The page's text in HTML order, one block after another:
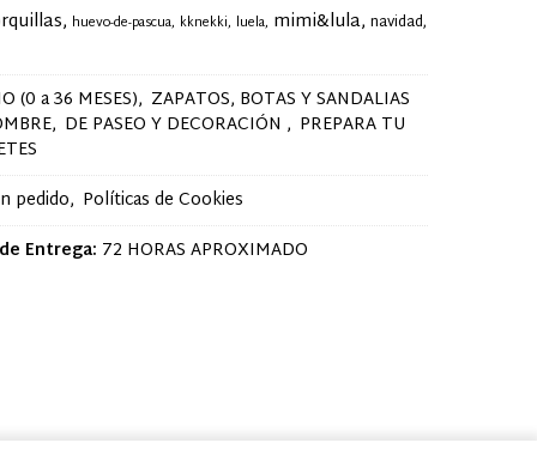
huevo-de-pascua kknekki luela mimi&lula navidad
(0 a 36 MESES) ZAPATOS, BOTAS Y SANDALIAS
DE PASEO Y DECORACIÓN
PREPARA TU
pedido Políticas de Cookies
Entrega: 72 HORAS APROXIMADO